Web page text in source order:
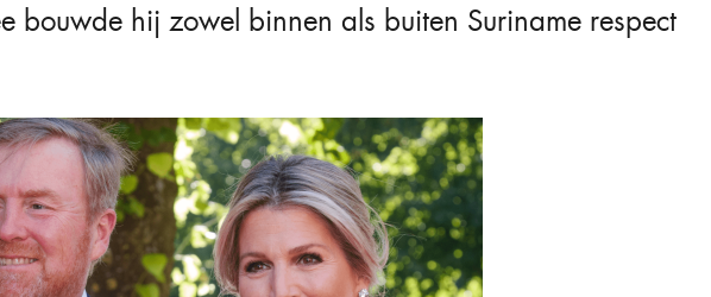
bouwde hij zowel binnen als buiten Suriname respect